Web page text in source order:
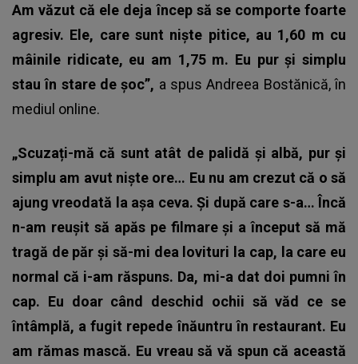
Am văzut că ele deja încep să se comporte foarte
agresiv. Ele, care sunt niște pitice, au 1,60 m cu
mâinile ridicate, eu am 1,75 m. Eu pur și simplu
stau în stare de șoc”, a spus Andreea Bostănică, în
mediul online.
„Scuzați-mă că sunt atât de palidă și albă, pur și
simplu am avut niște ore… Eu nu am crezut că o să
ajung vreodată la așa ceva. Și după care s-a… Încă
n-am reușit să apăs pe filmare și a început să mă
tragă de păr și să-mi dea lovituri la cap, la care eu
normal că i-am răspuns. Da, mi-a dat doi pumni în
cap. Eu doar când deschid ochii să văd ce se
întâmplă, a fugit repede înăuntru în restaurant. Eu
am rămas mască. Eu vreau să vă spun că această